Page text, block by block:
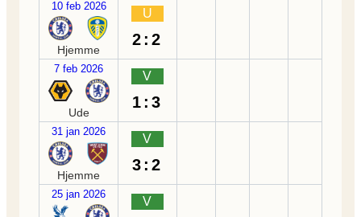
10 feb 2026
Hjemme
U
2:2
7 feb 2026
Ude
V
1:3
31 jan 2026
Hjemme
V
3:2
25 jan 2026
V